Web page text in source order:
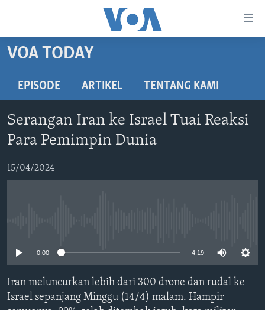
Akses
Utama
Lanjut
ke
Utama
DUNIA
POLYGRAPH
DAFTAR PROGRAM
Learning English
Bahasa-bahasa
VOA TODAY
EPISODE ARTIKEL TENTANG KAMI
Serangan Iran ke Israel Tuai Reaksi
Para Pemimpin Dunia
15/04/2024
0:00 4:19
Iran meluncurkan lebih dari 300 drone dan rudal ke
Israel sepanjang Minggu (14/4) malam. Hampir